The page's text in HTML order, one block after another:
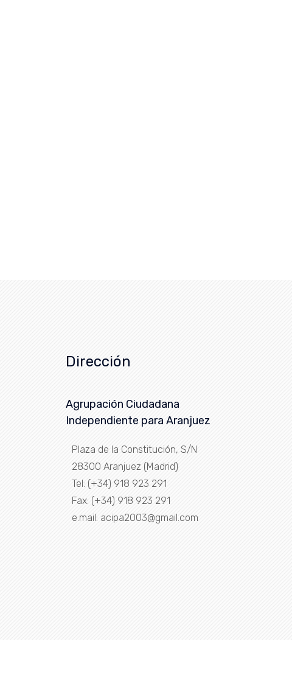
Dirección
Agrupación Ciudadana
Independiente para Aranjuez
Plaza de la Constitución, S/N
28300 Aranjuez (Madrid)
Tel: (+34) 918 923 291
Fax: (+34) 918 923 291
e.mail: acipa2003@gmail.com